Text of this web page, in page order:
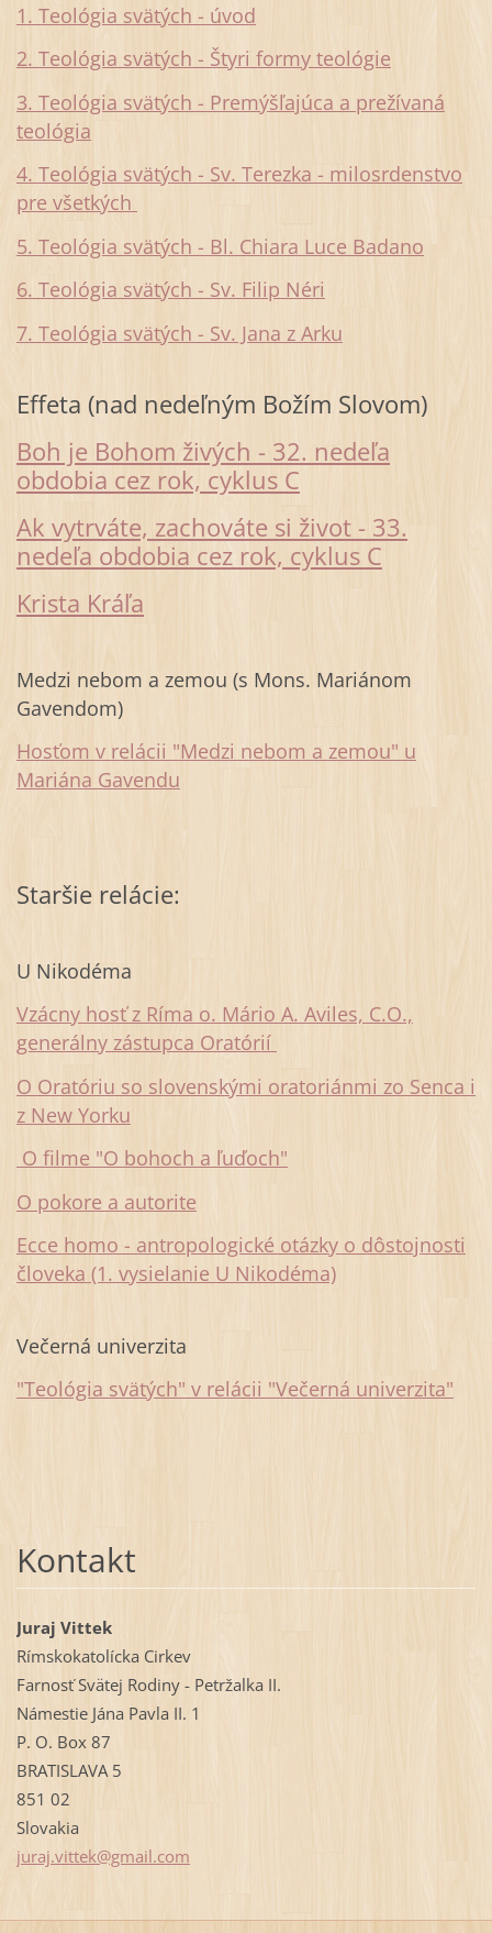
1. Teológia svätých - úvod
2. Teológia svätých - Štyri formy teológie
3. Teológia svätých - Premýšľajúca a prežívaná
teológia
4. Teológia svätých - Sv. Terezka - milosrdenstvo
pre všetkých
5. Teológia svätých - Bl. Chiara Luce Badano
6. Teológia svätých - Sv. Filip Néri
7. Teológia svätých - Sv. Jana z Arku
Effeta (nad nedeľným Božím Slovom)
Boh je Bohom živých - 32. nedeľa
obdobia cez rok, cyklus C
Ak vytrváte, zachováte si život - 33.
nedeľa obdobia cez rok, cyklus C
Krista Kráľa
Medzi nebom a zemou (s Mons. Mariánom
Gavendom)
Hosťom v relácii "Medzi nebom a zemou" u
Mariána Gavendu
Staršie relácie:
U Nikodéma
Vzácny hosť z Ríma o. Mário A. Aviles, C.O.,
generálny zástupca Oratórií
O Oratóriu so slovenskými oratoriánmi zo Senca i
z New Yorku
O filme "O bohoch a ľuďoch"
O pokore a autorite
Ecce homo - antropologické otázky o dôstojnosti
človeka (1. vysielanie U Nikodéma)
Večerná univerzita
"Teológia svätých" v relácii "Večerná univerzita"
Kontakt
Juraj Vittek
Rímskokatolícka Cirkev
Farnosť Svätej Rodiny - Petržalka II.
Námestie Jána Pavla II. 1
P. O. Box 87
BRATISLAVA 5
851 02
Slovakia
juraj.vittek@gmail.com